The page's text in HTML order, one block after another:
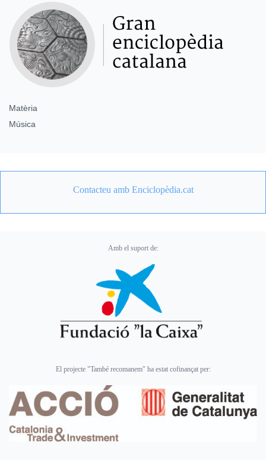
Matèria
Música
Contacteu amb Enciclopèdia.cat
Amb el suport de:
El projecte "També recomanem" ha estat cofinançat per: